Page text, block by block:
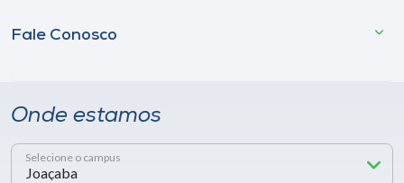
Fale Conosco
Onde estamos
Selecione o campus